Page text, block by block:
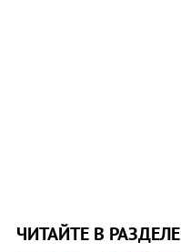
ЧИТАЙТЕ В РАЗДЕЛЕ